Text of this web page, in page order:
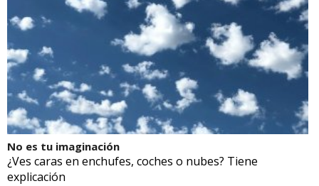
No es tu imaginación
¿Ves caras en enchufes, coches o nubes? Tiene
explicación